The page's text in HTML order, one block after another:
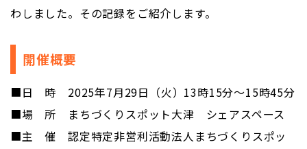
わしました。その記録をご紹介します。
開催概要
■日 時 2025年7月29日（火）13時15分～15時45分
■場 所 まちづくりスポット大津 シェアスペース
■主 催 認定特定非営利活動法人まちづくりスポッ